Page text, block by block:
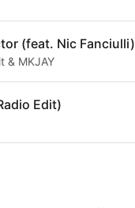
(feat. Nic Fanciulli)
& MKJAY
Edit)